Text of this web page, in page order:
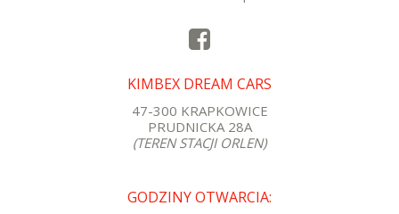
KIMBEX DREAM CARS
47-300 KRAPKOWICE
PRUDNICKA 28A
(TEREN STACJI ORLEN)
GODZINY OTWARCIA: